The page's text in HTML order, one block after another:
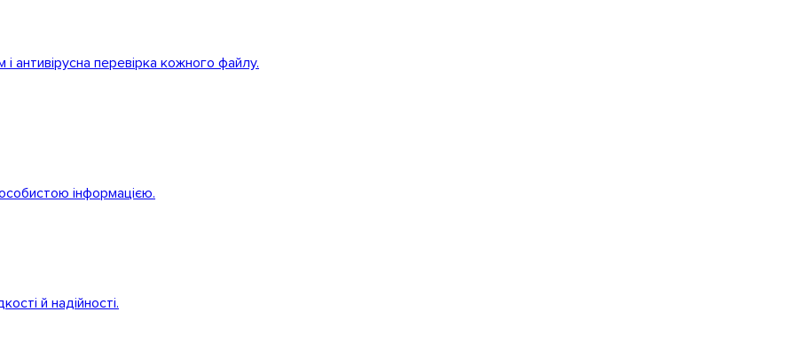
антивірусна перевірка кожного файлу.
інформацією.
й надійності.